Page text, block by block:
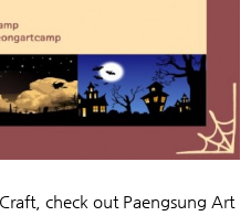
check out Paengsung Art